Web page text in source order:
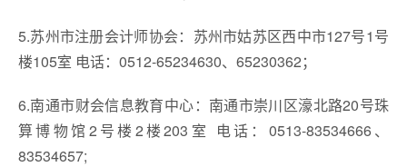
5.苏州市注册会计师协会：苏州市姑苏区西中市127号1号
楼105室 电话：0512-65234630、65230362；
6.南通市财会信息教育中心：南通市崇川区濠北路20号珠
算博物馆2号楼2楼203室 电话：0513-83534666、
83534657;